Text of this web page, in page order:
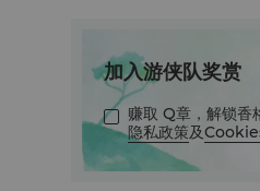
加入游侠队奖赏
赚取 Q章，解锁香
隐私政策及